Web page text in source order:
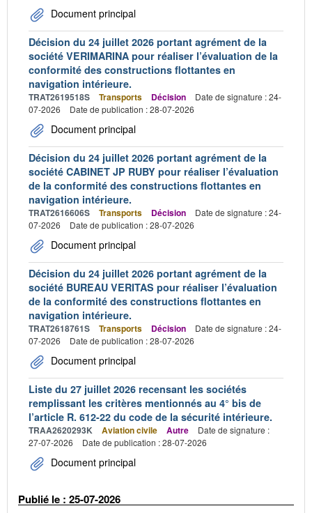
Document principal
Décision du 24 juillet 2026 portant agrément de la
société VERIMARINA pour réaliser l’évaluation de la
conformité des constructions flottantes en
navigation intérieure.
TRAT2619518S Transports Décision
Date de signature : 24-
07-2026
Date de publication : 28-07-2026
Document principal
Décision du 24 juillet 2026 portant agrément de la
société CABINET JP RUBY pour réaliser l’évaluation
de la conformité des constructions flottantes en
navigation intérieure.
TRAT2616606S Transports Décision
Date de signature : 24-
07-2026
Date de publication : 28-07-2026
Document principal
Décision du 24 juillet 2026 portant agrément de la
société BUREAU VERITAS pour réaliser l’évaluation
de la conformité des constructions flottantes en
navigation intérieure.
TRAT2618761S Transports Décision
Date de signature : 24-
07-2026
Date de publication : 28-07-2026
Document principal
Liste du 27 juillet 2026 recensant les sociétés
remplissant les critères mentionnés au 4° bis de
l’article R. 612-22 du code de la sécurité intérieure.
TRAA2620293K Aviation civile Autre
Date de signature :
27-07-2026
Date de publication : 28-07-2026
Document principal
Publié le : 25-07-2026